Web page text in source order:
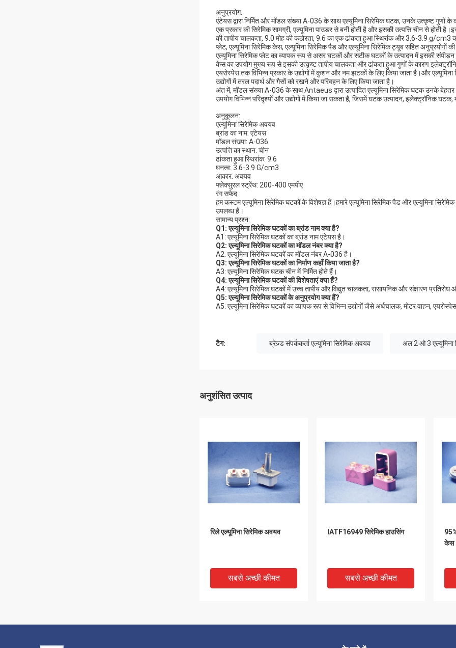
अनुप्रयोग:
एंटेयस द्वारा निर्मित और मॉडल संख्या A-036 के साथ एल्यूमिना सिरेमिक घटक, उनके उत्कृष्ट गुणों के
एक प्रकार की सिरेमिक सामग्री, एल्यूमिना पाउडर से बनी होती है और इसकी उत्पत्ति चीन से
की तापीय चालकता, 9.0 मोह की कठोरता, 9.6 का एक ढांकता हुआ स्थिरांक और 3.6-3.9 g/cm3
प्लेट, एल्यूमिना सिरेमिक केस, एल्यूमिना सिरेमिक पैड और एल्यूमिना सिरेमिक ट्यूब सहित
एल्यूमिना सिरेमिक प्लेट का व्यापक रूप से असर घटकों और सटीक घटकों के उत्पादन में इसकी संपीड़न
केस का उपयोग मुख्य रूप से इसकी उत्कृष्ट तापीय चालकता और ढांकता हुआ गुणों के कारण
एयरोस्पेस तक विभिन्न प्रकार के उद्योगों में कुशन और नम झटकों के लिए किया जाता है।और
उद्योगों में तरल पदार्थ और गैसों को रखने और परिवहन के लिए किया जाता है।
अंत में, मॉडल संख्या A-036 के साथ Antaeus द्वारा उत्पादित एल्यूमिना सिरेमिक घटक उनके
उपयोग विभिन्न परिदृश्यों और उद्योगों में किया जा सकता है, जिसमें घटक उत्पादन, इलेक्ट्रॉनिक
अनुकूलन:
एल्यूमिना सिरेमिक अवयव
ब्रांड का नाम: एंटेयस
मॉडल संख्या: A-036
उत्पत्ति का स्थान: चीन
ढांकता हुआ स्थिरांक: 9.6
घनत्व: 3.6-3.9 G/cm3
आकार: अवयव
फ्लेक्सुरल स्ट्रेंथ: 200-400 एमपीए
रंग सफेद
हम कस्टम एल्यूमिना सिरेमिक घटकों के विशेषज्ञ हैं।हमारे एल्यूमिना सिरेमिक पैड और एल्यूमिना
उपलब्ध हैं।
सामान्य प्रश्न:
Q1: एल्यूमिना सिरेमिक घटकों का ब्रांड नाम क्या है?
A1: एल्यूमिना सिरेमिक घटकों का ब्रांड नाम एंटेयस है।
Q2: एल्यूमिना सिरेमिक घटकों का मॉडल नंबर क्या है?
A2: एल्यूमिना सिरेमिक घटकों का मॉडल नंबर A-036 है।
Q3: एल्यूमिना सिरेमिक घटकों का निर्माण कहाँ किया जाता है?
A3: एल्यूमिना सिरेमिक घटक चीन में निर्मित होते हैं।
Q4: एल्यूमिना सिरेमिक घटकों की विशेषताएं क्या हैं?
A4: एल्यूमिना सिरेमिक घटकों में उच्च तापीय और विद्युत चालकता, रासायनिक और संक्षारण
Q5: एल्यूमिना सिरेमिक घटकों के अनुप्रयोग क्या हैं?
A5: एल्यूमिना सिरेमिक घटकों का व्यापक रूप से विभिन्न उद्योगों जैसे अर्धचालक, मोटर वाहन,
टैग: ब्रेज़्ड संपर्ककर्ता एल्यूमिना सिरेमिक अवयव अल 2 ओ 3 एल्यूमिना
अनुशंसित उत्पाद
रिले एल्यूमिना सिरेमिक अवयव
सबसे अच्छी कीमत
IATF16949 सिरेमिक हाउसिंग
सबसे अच्छी कीमत
केस